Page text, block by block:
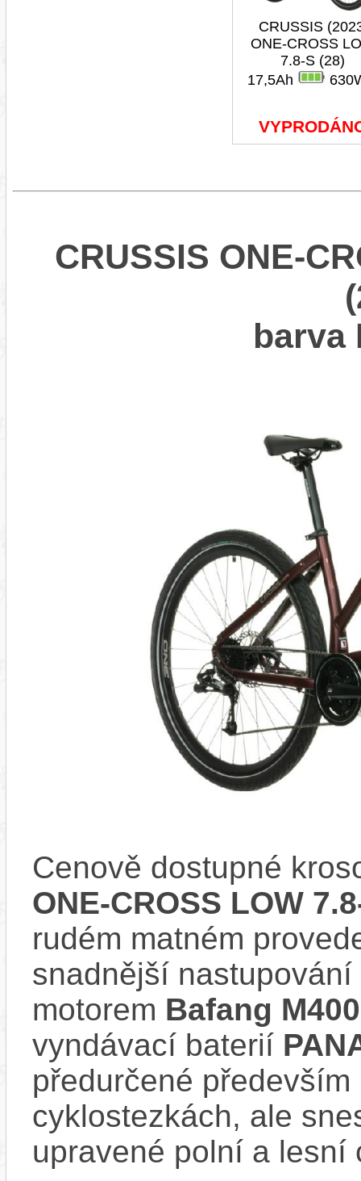
CRUSSIS
ONE-CROSS
7.8-S (28)
17,5Ah
CRUSSIS ONE-
barva
Cenově dostupné
ONE-CROSS LOW
rudém matném
snadnější
motorem Bafang
vyndávací baterií
předurčené
cyklostezkách, ale
upravené polní a lesní